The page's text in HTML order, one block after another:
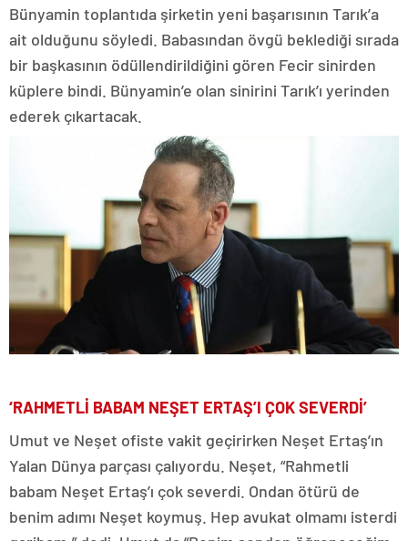
Bünyamin toplantıda şirketin yeni başarısının Tarık’a
ait olduğunu söyledi. Babasından övgü beklediği sırada
bir başkasının ödüllendirildiğini gören Fecir sinirden
küplere bindi. Bünyamin’e olan sinirini Tarık’ı yerinden
ederek çıkartacak.
‘RAHMETLİ BABAM NEŞET ERTAŞ’I ÇOK SEVERDİ’
Umut ve Neşet ofiste vakit geçirirken Neşet Ertaş’ın
Yalan Dünya parçası çalıyordu. Neşet, “Rahmetli
babam Neşet Ertaş’ı çok severdi. Ondan ötürü de
benim adımı Neşet koymuş. Hep avukat olmamı isterdi